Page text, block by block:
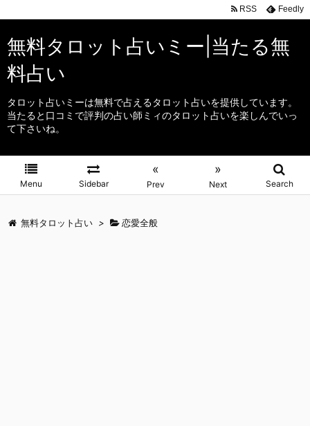
無料タロット占いミー|当たる無
料占い
タロット占いミーは無料で占えるタロット占いを提供しています。
当たると口コミで評判の占い師ミィのタロット占いを楽しんでいっ
て下さいね。
Menu Sidebar
«
Prev
»
Next Search
RSS Feedly
無料タロット占い > 恋愛全般